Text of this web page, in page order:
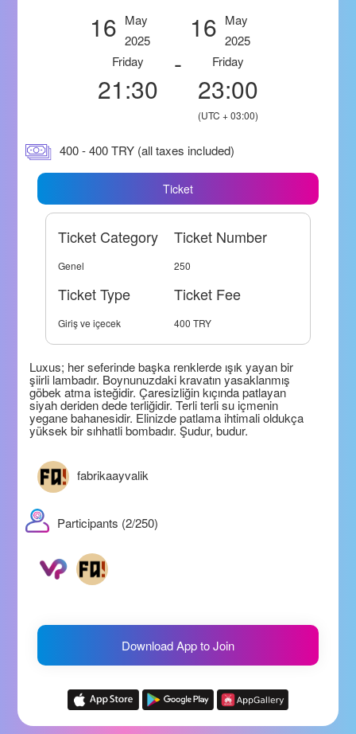
16 May
2025
Friday
21:30
-
16 May
2025
Friday
23:00
(UTC + 03:00)
400 - 400 TRY (all taxes included)
Ticket
Ticket Category Ticket Number
Genel 250
Ticket Type Ticket Fee
Giriş ve içecek 400 TRY
Luxus; her seferinde başka renklerde ışık yayan bir
şiirli lambadır. Boynunuzdaki kravatın yasaklanmış
göbek atma isteğidir. Çaresizliğin kıçında patlayan
siyah deriden dede terliğidir. Terli terli su içmenin
yegane bahanesidir. Elinizde patlama ihtimali oldukça
yüksek bir sıhhatli bombadır. Şudur, budur.
fabrikaayvalik
Participants (2/250)
Download App to Join